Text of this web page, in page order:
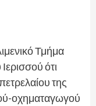
Τμήμα
ότι
της
οχηματαγωγού